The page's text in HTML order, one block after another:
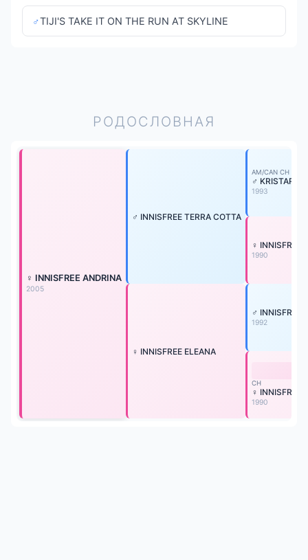
♂TIJI'S TAKE IT ON THE RUN AT SKYLINE
РОДОСЛОВНАЯ
♀ INNISFREE ANDRINA
2005
♂ INNISFREE TERRA COTTA
♀ INNISFREE ELEANA
AM/CAN CH
♂ KRISTARI'S
1993
♀
1990
♂
1992
CH
♀
1990